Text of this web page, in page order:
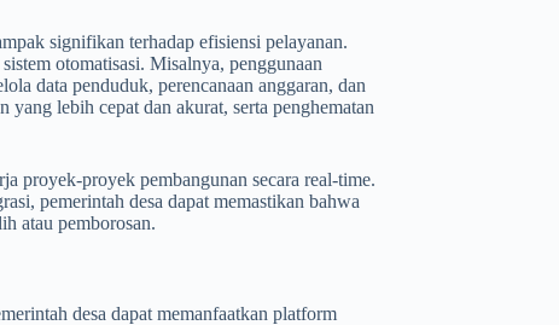
signifikan terhadap efisiensi pelayanan.
otomatisasi. Misalnya, penggunaan
data penduduk, perencanaan anggaran, dan
lebih cepat dan akurat, serta penghematan
proyek-proyek pembangunan secara real-time.
pemerintah desa dapat memastikan bahwa
atau pemborosan.
desa dapat memanfaatkan platform